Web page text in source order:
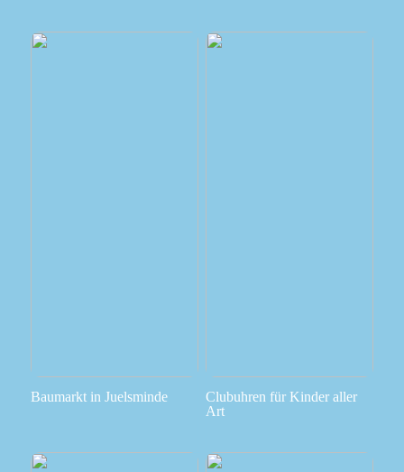
Baumarkt in Juelsminde
Clubuhren für Kinder aller
Art